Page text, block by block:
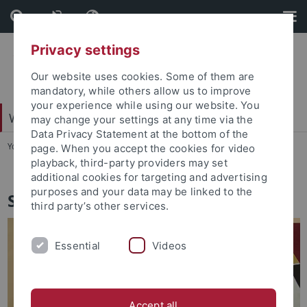
Skip
to
content
Skip
to
footer
Wirtschafts- und Sozialwissenschaftliche Fakultät
You are here: Startseite ... Studiendekanat
Studiendekanat
Privacy settings
Our website uses cookies. Some of them are
mandatory, while others allow us to improve
your experience while using our website. You
may change your settings at any time via the
Data Privacy Statement at the bottom of the
page. When you accept the cookies for video
playback, third-party providers may set
additional cookies for targeting and advertising
purposes and your data may be linked to the
third party’s other services.
Essential Videos